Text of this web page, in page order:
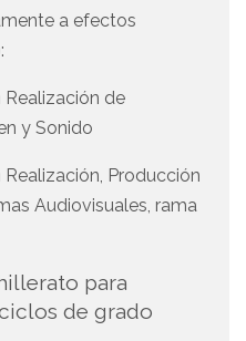
a efectos
Realización de
y Sonido
Producción
Audiovisuales, rama
para
de grado